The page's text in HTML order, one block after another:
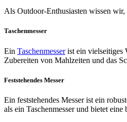
Als Outdoor-Enthusiasten wissen
Taschenmesser
Ein Taschenmesserist ein vielseitiges
Zubereiten von Mahlzeiten und das
Feststehendes Messer
Ein feststehendes Messer ist ein
als ein Taschenmesser und bietet